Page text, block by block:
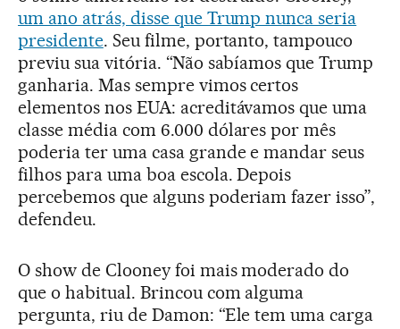
um ano atrás, disse que Trump nunca seria
presidente. Seu filme, portanto, tampouco
previu sua vitória. “Não sabíamos que Trump
ganharia. Mas sempre vimos certos
elementos nos EUA: acreditávamos que uma
classe média com 6.000 dólares por mês
poderia ter uma casa grande e mandar seus
filhos para uma boa escola. Depois
percebemos que alguns poderiam fazer isso”,
defendeu.
O show de Clooney foi mais moderado do
que o habitual. Brincou com alguma
pergunta, riu de Damon: “Ele tem uma carga